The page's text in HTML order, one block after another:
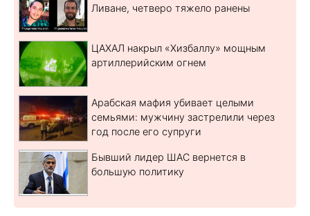
Ливане, четверо тяжело ранены
ЦАХАЛ накрыл «Хизбаллу» мощным
артиллерийским огнем
Арабская мафия убивает целыми
семьями: мужчину застрелили через
год после его супруги
Бывший лидер ШАС вернется в
большую политику